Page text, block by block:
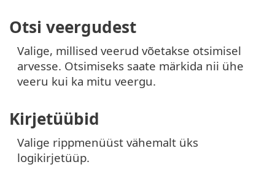
Otsi veergudest
Valige, millised veerud võetakse otsimisel
arvesse. Otsimiseks saate märkida nii ühe
veeru kui ka mitu veergu.
Kirjetüübid
Valige rippmenüüst vähemalt üks
logikirjetüüp.